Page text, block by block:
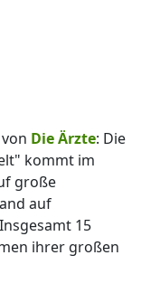
Die Ärzte: Die
kommt im
große
auf
15
ihrer großen